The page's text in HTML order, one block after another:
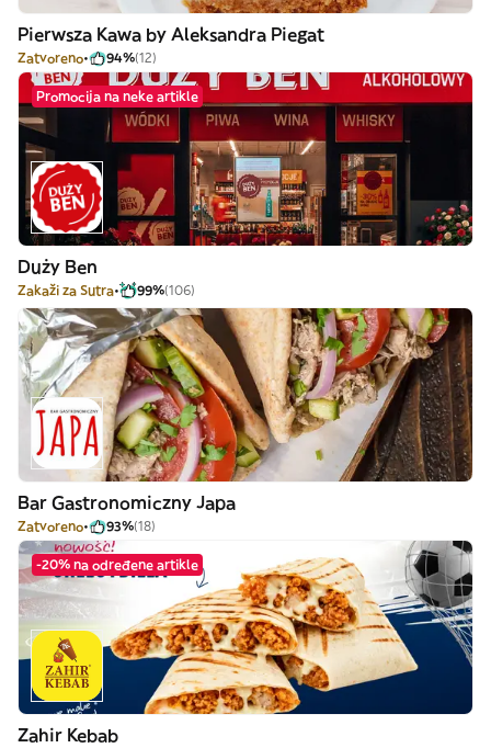
Pierwsza Kawa by Aleksandra Piegat
Zatvoreno 94%(12)
Promocija na neke artikle
Duży Ben
Zakaži za Sutra 99%(106)
Bar Gastronomiczny Japa
Zatvoreno 93%(18)
-20% na određene artikle
Zahir Kebab